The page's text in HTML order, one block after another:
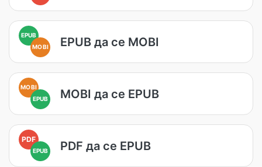
EPUB
MOBI
EPUB да се MOBI
MOBI
EPUB
MOBI да се EPUB
PDF
EPUB PDF да се EPUB